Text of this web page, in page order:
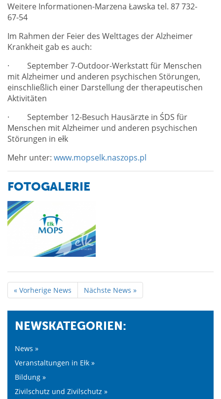
Weitere Informationen-Marzena Ławska tel. 87 732-
67-54
Im Rahmen der Feier des Welttages der Alzheimer
Krankheit gab es auch:
· September 7-Outdoor-Werkstatt für Menschen
mit Alzheimer und anderen psychischen Störungen,
einschließlich einer Darstellung der therapeutischen
Aktivitäten
· September 12-Besuch Hausärzte in ŚDS für
Menschen mit Alzheimer und anderen psychischen
Störungen in ełk
Mehr unter: www.mopselk.naszops.pl
FOTOGALERIE
« Vorherige News Nächste News »
NEWSKATEGORIEN:
News »
Veranstaltungen in Ełk »
Bildung »
Zivilschutz und Zivilschutz »